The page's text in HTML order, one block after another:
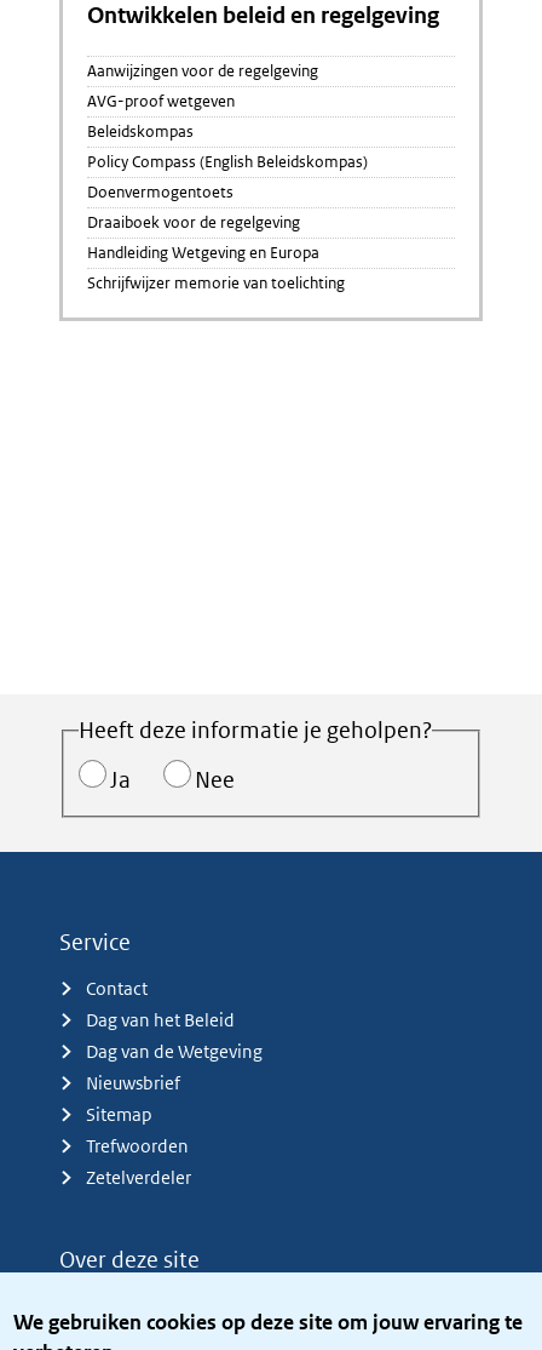
We gebruiken cookies op deze site om jouw ervaring te
Ontwikkelen beleid en regelgeving
Aanwijzingen voor de regelgeving
AVG-proof wetgeven
Beleidskompas
Policy Compass (English Beleidskompas)
Doenvermogentoets
Draaiboek voor de regelgeving
Handleiding Wetgeving en Europa
Schrijfwijzer memorie van toelichting
Heeft deze informatie je geholpen?
Ja
Nee
Service
Contact
Dag van het Beleid
Dag van de Wetgeving
Nieuwsbrief
Sitemap
Trefwoorden
Zetelverdeler
Over deze site
Privacy